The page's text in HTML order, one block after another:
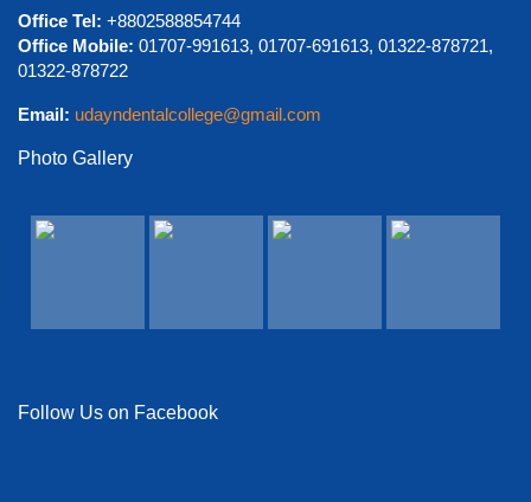
Office Tel: +8802588854744
Office Mobile: 01707-991613, 01707-691613, 01322-878721,
01322-878722
Email: udayndentalcollege@gmail.com
Photo Gallery
Follow Us on Facebook